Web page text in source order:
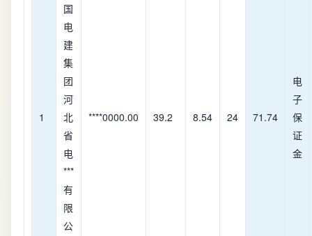
1
国
电
建
集
团
河
北
省
电
***
有
限
公
****0000.00 39.2 8.54 24 71.74
电
子
保
证
金